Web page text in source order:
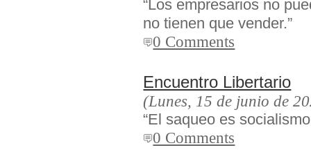
“Los empresarios no
no tienen que vender.”
0 Comments
Encuentro Libertario
(Lunes, 15 de junio de
“El saqueo es
0 Comments